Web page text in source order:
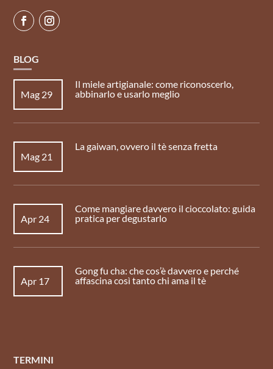
BLOG
Il miele artigianale: come riconoscerlo,
abbinarlo e usarlo meglio
Mag 29
La gaiwan, ovvero il tè senza fretta
Mag 21
Come mangiare davvero il cioccolato: guida
pratica per degustarlo
Apr 24
Gong fu cha: che cos’è davvero e perché
affascina così tanto chi ama il tè
Apr 17
TERMINI